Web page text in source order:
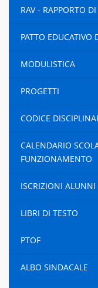
RAV - RAPPORTO
PATTO EDUCATIVO
MODULISTICA
PROGETTI
CODICE
CALENDARIO
FUNZIONAMENTO
ISCRIZIONI ALUNNI
LIBRI DI TESTO
PTOF
ALBO SINDACALE